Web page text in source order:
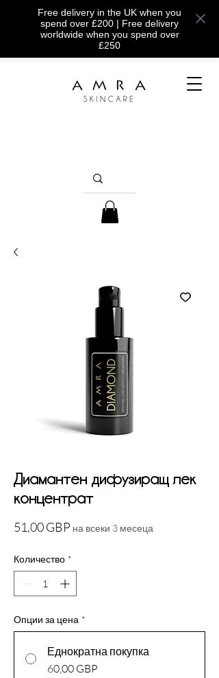
Free delivery in the UK when you
spend over £200 | Free delivery
worldwide when you spend over
£250
Диамантен дифузиращ лек
концентрат
51,00 GBP Цена
на всеки 3 месеца
Количество *
Опции за цена *
Еднократна покупка
60,00 GBP